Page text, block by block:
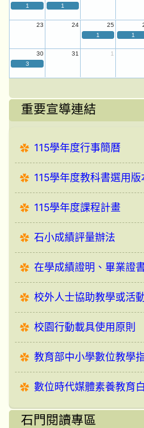
1
1
23 24 25
1
1
30 31 1
3
重要宣導連結
115學年度行事簡曆
115學年度教科書選用版
115學年度課程計畫
石小成績評量辦法
在學成績證明、畢業證
校外人士協助教學或活
校園行動載具使用原則
教育部中小學數位教學指
數位時代媒體素養教育
石門閱讀專區